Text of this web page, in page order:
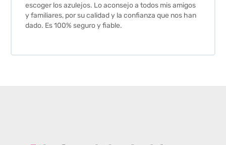
escoger los azulejos. Lo aconsejo a todos mis amigos
y familiares, por su calidad y la confianza que nos han
dado. Es 100% seguro y fiable.